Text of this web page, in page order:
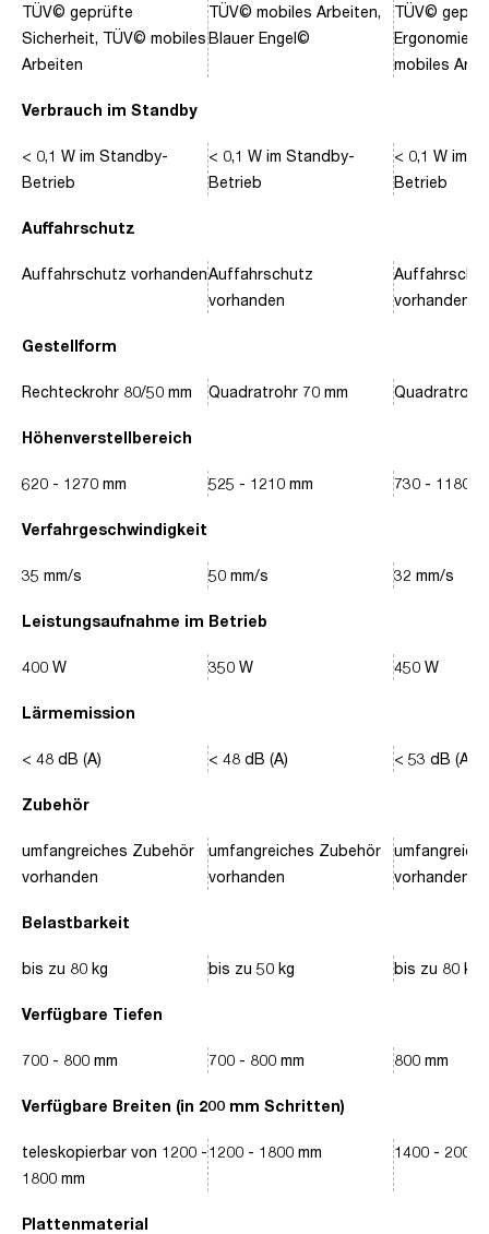
Verbrauch im Standby
Auffahrschutz
Gestellform
Höhenverstellbereich
Verfahrgeschwindigkeit
Leistungsaufnahme im Betrieb
Lärmemission
Zubehör
Belastbarkeit
Verfügbare Tiefen
Verfügbare Breiten (in 200 mm Schritten)
Plattenmaterial
TÜV© geprüfte
Sicherheit, TÜV© mobiles
Arbeiten
< 0,1 W im Standby-
Betrieb
Auffahrschutz vorhanden
Rechteckrohr 80/50 mm
620 - 1270 mm
35 mm/s
400 W
< 48 dB (A)
umfangreiches Zubehör
vorhanden
bis zu 80 kg
700 - 800 mm
teleskopierbar von 1200 -
1800 mm
TÜV© mobiles Arbeiten,
Blauer Engel©
< 0,1 W im Standby-
Betrieb
Auffahrschutz
vorhanden
Quadratrohr 70 mm
525 - 1210 mm
50 mm/s
350 W
< 48 dB (A)
umfangreiches Zubehör
vorhanden
bis zu 50 kg
700 - 800 mm
1200 - 1800 mm
TÜV©
Ergonomie,
mobiles
< 0,1 W im
Betrieb
vorhanden
Quadratrohr
730 - 1180
32 mm/s
450 W
< 53 dB (A)
vorhanden
bis zu 80 kg
800 mm
1400 - 2000